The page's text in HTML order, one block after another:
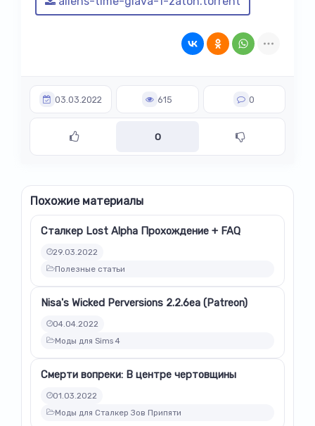
03.03.2022 615 0
0
Похожие материалы
Сталкер Lost Alpha Прохождение + FAQ
29.03.2022
Полезные статьи
Nisa's Wicked Perversions 2.2.6ea (Patreon)
04.04.2022
Моды для Sims 4
Смерти вопреки: В центре чертовщины
01.03.2022
Моды для Сталкер Зов Припяти